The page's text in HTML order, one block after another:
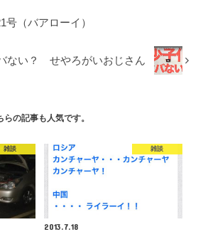
（バアローイ）
ない？ せやろがいおじさん
らの記事も人気です。
雑談 雑談
2013.7.18